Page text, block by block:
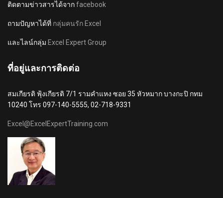
ติดตามข่าวสารได้จากfacebook
ถามปัญหาได้ที่ กลุ่มคนรัก Excel
และไลน์กลุ่ม Excel Expert Group
ที่อยู่และการติดต่อ
สมเกียรติ ฟุ้งเกียรติ 7/1 รามคำแหง ซอย 35 หัวหมาก บางกะปิ กทม
10240 โทร 097-140-5555, 02-718-9331
Excel@ExcelExpertTraining.com